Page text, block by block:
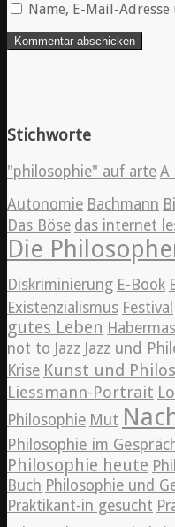
Name, E-Mail-
Stichworte
"philosophie" auf arte A
Autonomie Bachmann
Das Böse das internet
Die
Diskriminierung E-Book
Existenzialismus Festival
gutes Leben Habermas
not to Jazz Jazz und
Krise Kunst und
Liessmann-Portrait
Philosophie Mut
Philosophie im
Philosophie heute
Buch Philosophie und
Praktikant-in gesucht